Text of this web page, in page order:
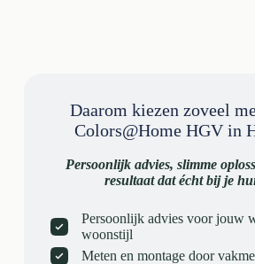
Daarom kiezen zoveel
Colors@Home HGV in
Persoonlijk advies, slimme
resultaat dat écht bij je
Persoonlijk advies voor jouw
woonstijl
Meten en montage door